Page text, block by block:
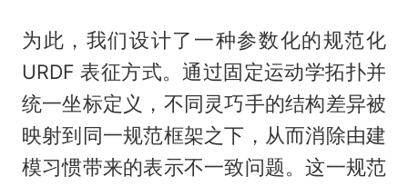
为此，我们设计了一种参数化的规范化
URDF 表征方式。通过固定运动学拓扑并
统一坐标定义，不同灵巧手的结构差异被
映射到同一规范框架之下，从而消除由建
模习惯带来的表示不一致问题。这一规范